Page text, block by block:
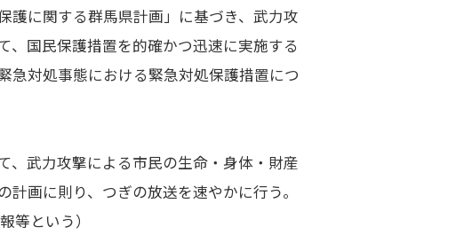
護に関する群馬県計画」に基づき、武力攻
、国民保護措置を的確かつ迅速に実施する
急対処事態における緊急対処保護措置につ
、武力攻撃による市民の生命・身体・財産
画に則り、つぎの放送を速やかに行う。
等という）